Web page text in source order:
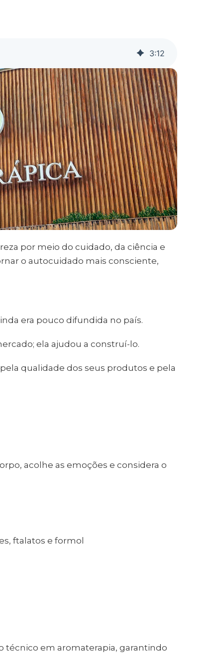
3:12
por meio do cuidado, da ciência e
o autocuidado mais consciente,
era pouco difundida no país.
ela ajudou a construí-lo.
qualidade dos seus produtos e pela
acolhe as emoções e considera o
ftalatos e formol
técnico em aromaterapia, garantindo